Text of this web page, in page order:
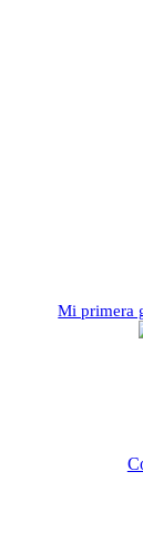
Mi primera